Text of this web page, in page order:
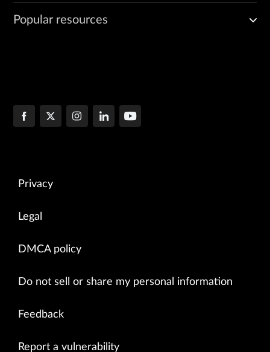
Popular resources
Privacy
Legal
DMCA policy
Do not sell or share my personal information
Feedback
Report a vulnerability